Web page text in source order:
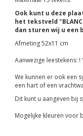
Ook kunt u deze
het tekstveld
dan sturen wij u een
Afmeting 52x11 cm
Aanwezige leestekens: !
We kunnen er ook een
een hart of een
Dit kunt u aangeven bij
Mogelijke kleuren voor